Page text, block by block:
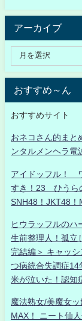
アーカイブ
おすすめ～ん
おすすめサイト
おネコさん的ま
ンタルメンヘラ電
アイドッフル！
すき！23 ひうら
SNH48！JKT48
ヒウラッフルのハ
生前整理人！孤立
完結編＞ キャッ
つ病統合失調症14
米が泣いた！認知
魔法熟女/美魔女
MAX！ ニート仙